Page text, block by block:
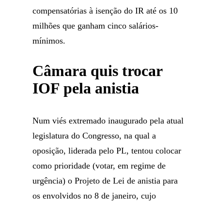
compensatórias à isenção do IR até os 10
milhões que ganham cinco salários-
mínimos.
Câmara quis trocar
IOF pela anistia
Num viés extremado inaugurado pela atual
legislatura do Congresso, na qual a
oposição, liderada pelo PL, tentou colocar
como prioridade (votar, em regime de
urgência) o Projeto de Lei de anistia para
os envolvidos no 8 de janeiro, cujo